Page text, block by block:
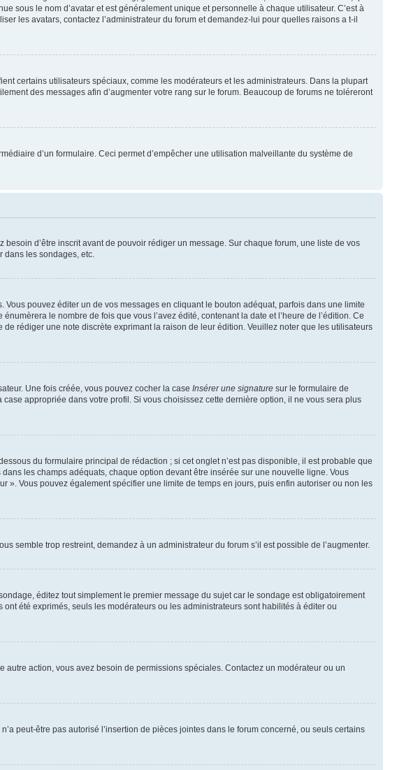
sous le nom d’avatar et est généralement unique et personnelle à chaque utilisateur. C’est à
les avatars, contactez l’administrateur du forum et demandez-lui pour quelles raisons a t-il
certains utilisateurs spéciaux, comme les modérateurs et les administrateurs. Dans la plupart
des messages afin d’augmenter votre rang sur le forum. Beaucoup de forums ne toléreront
d’un formulaire. Ceci permet d’empêcher une utilisation malveillante du système de
d’être inscrit avant de pouvoir rédiger un message. Sur chaque forum, une liste de vos
dans les sondages, etc.
pouvez éditer un de vos messages en cliquant le bouton adéquat, parfois dans une limite
le nombre de fois que vous l’avez édité, contenant la date et l’heure de l’édition. Ce
de rédiger une note discrète exprimant la raison de leur édition. Veuillez noter que les utilisateurs
Une fois créée, vous pouvez cocher la case Insérer une signature sur le formulaire de
appropriée dans votre profil. Si vous choisissez cette dernière option, il ne vous sera plus
du formulaire principal de rédaction ; si cet onglet n’est pas disponible, il est probable que
les champs adéquats, chaque option devant être insérée sur une nouvelle ligne. Vous
Vous pouvez également spécifier une limite de temps en jours, puis enfin autoriser ou non les
semble trop restreint, demandez à un administrateur du forum s’il est possible de l’augmenter.
éditez tout simplement le premier message du sujet car le sondage est obligatoirement
été exprimés, seuls les modérateurs ou les administrateurs sont habilités à éditer ou
action, vous avez besoin de permissions spéciales. Contactez un modérateur ou un
peut-être pas autorisé l’insertion de pièces jointes dans le forum concerné, ou seuls certains